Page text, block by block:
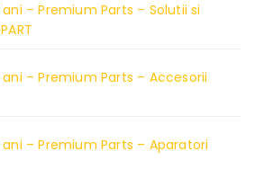
– Premium Parts – Solutii si
– Premium Parts – Accesorii
– Premium Parts – Aparatori